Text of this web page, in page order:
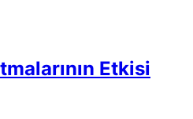
Etkisi